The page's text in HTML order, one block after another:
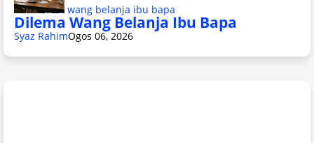
wang belanja ibu bapa
Dilema Wang Belanja Ibu Bapa
Syaz RahimOgos 06, 2026